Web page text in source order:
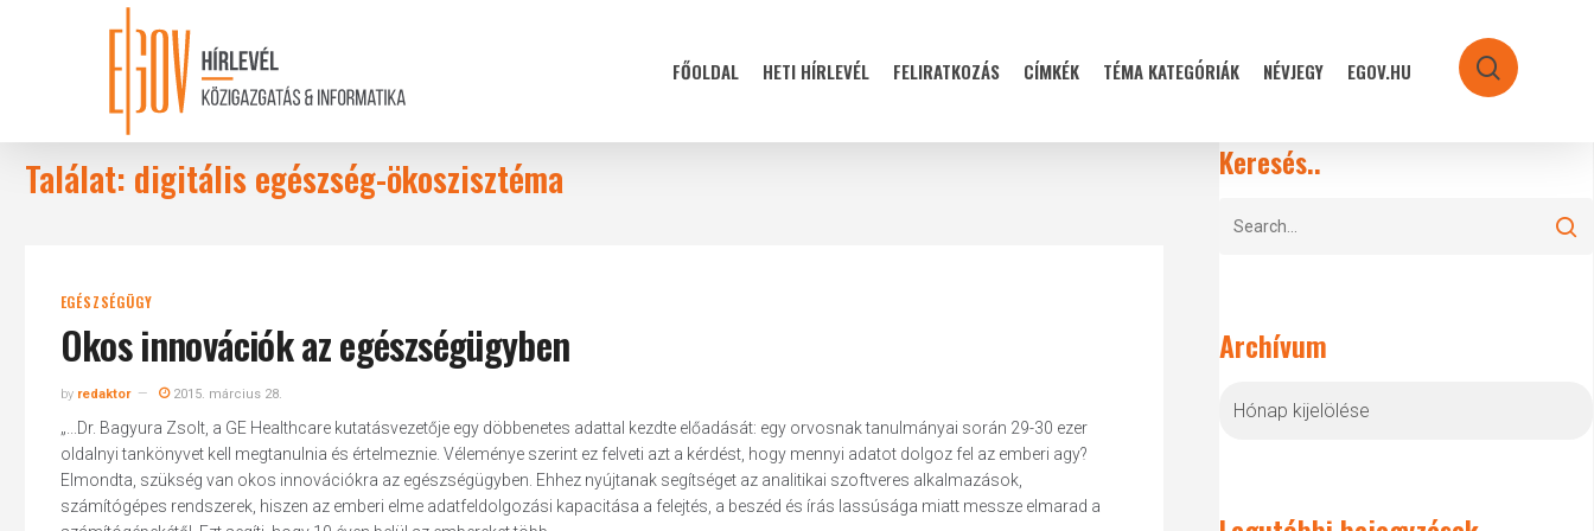
FŐOLDAL HETI HÍRLEVÉL FELIRATKOZÁS CÍMKÉK TÉMA KATEGÓRIÁK NÉVJEGY EGOV.HU search
Találat: digitális egészség-ökoszisztéma
EGÉSZSÉGÜGY
Okos innovációk az egészségügyben
by redaktor 2015. március 28.
„...Dr. Bagyura Zsolt, a GE Healthcare kutatásvezetője egy döbbenetes adattal kezdte előadását: egy orvosnak tanulmányai során 29-30 ezer
oldalnyi tankönyvet kell megtanulnia és értelmeznie. Véleménye szerint ez felveti azt a kérdést, hogy mennyi adatot dolgoz fel az emberi agy?
Elmondta, szükség van okos innovációkra az egészségügyben. Ehhez nyújtanak segítséget az analitikai szoftveres alkalmazások,
számítógépes rendszerek, hiszen az emberi elme adatfeldolgozási kapacitása a felejtés, a beszéd és írás lassúsága miatt messze elmarad a
Keresés..
Archívum